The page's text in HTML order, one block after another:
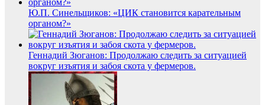
Ю.П. Синельщиков: «ЦИК становится карательным
органом?»
Геннадий Зюганов: Продолжаю следить за ситуацией
вокруг изъятия и забоя скота у фермеров.